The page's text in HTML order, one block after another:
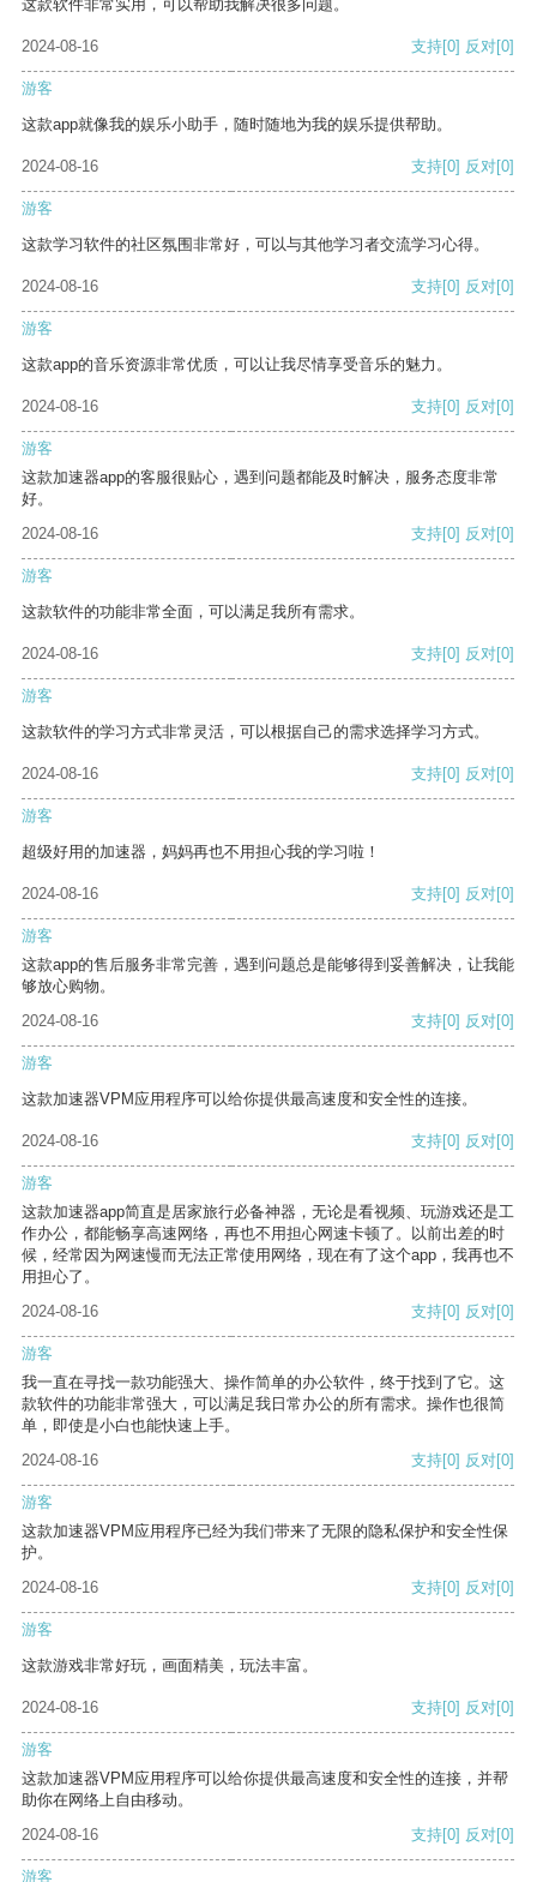
这款软件非常实用，可以帮助我解决很多问题。
2024-08-16 支持[0] 反对[0]
游客
这款app就像我的娱乐小助手，随时随地为我的娱乐提供帮助。
2024-08-16 支持[0] 反对[0]
游客
这款学习软件的社区氛围非常好，可以与其他学习者交流学习心得。
2024-08-16 支持[0] 反对[0]
游客
这款app的音乐资源非常优质，可以让我尽情享受音乐的魅力。
2024-08-16 支持[0] 反对[0]
游客
这款加速器app的客服很贴心，遇到问题都能及时解决，服务态度非常
好。
2024-08-16
支持[0] 反对[0]
游客
这款软件的功能非常全面，可以满足我所有需求。
2024-08-16 支持[0] 反对[0]
游客
这款软件的学习方式非常灵活，可以根据自己的需求选择学习方式。
2024-08-16 支持[0] 反对[0]
游客
超级好用的加速器，妈妈再也不用担心我的学习啦！
2024-08-16 支持[0] 反对[0]
游客
这款app的售后服务非常完善，遇到问题总是能够得到妥善解决，让我能
够放心购物。
2024-08-16
支持[0] 反对[0]
游客
这款加速器VPM应用程序可以给你提供最高速度和安全性的连接。
2024-08-16 支持[0] 反对[0]
游客
这款加速器app简直是居家旅行必备神器，无论是看视频、玩游戏还是工
作办公，都能畅享高速网络，再也不用担心网速卡顿了。以前出差的时
候，经常因为网速慢而无法正常使用网络，现在有了这个app，我再也不
用担心了。
2024-08-16
支持[0] 反对[0]
游客
我一直在寻找一款功能强大、操作简单的办公软件，终于找到了它。这
款软件的功能非常强大，可以满足我日常办公的所有需求。操作也很简
单，即使是小白也能快速上手。
2024-08-16
支持[0] 反对[0]
游客
这款加速器VPM应用程序已经为我们带来了无限的隐私保护和安全性保
护。
2024-08-16
支持[0] 反对[0]
游客
这款游戏非常好玩，画面精美，玩法丰富。
2024-08-16 支持[0] 反对[0]
游客
这款加速器VPM应用程序可以给你提供最高速度和安全性的连接，并帮
助你在网络上自由移动。
2024-08-16
支持[0] 反对[0]
游客